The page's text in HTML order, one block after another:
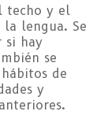
techo y el
lengua. Se
si hay
se
de
y